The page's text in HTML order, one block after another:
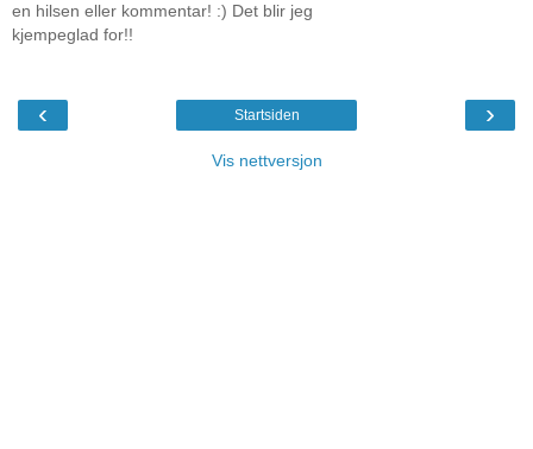
en hilsen eller kommentar! :) Det blir jeg
kjempeglad for!!
‹ ›
Startsiden
Vis nettversjon